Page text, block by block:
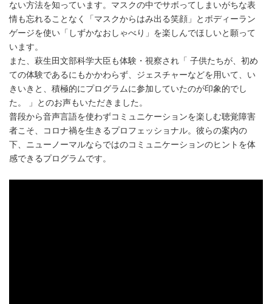
ない方法を知っています。マスクの中でサボってしまいがちな表
情も忘れることなく「マスクからはみ出る笑顔」とボディーラン
ゲージを使い「しずかなおしゃべり」を楽しんでほしいと願って
います。
また、萩生田文部科学大臣も体験・視察され「 子供たちが、初め
ての体験であるにもかかわらず、ジェスチャーなどを用いて、い
きいきと、積極的にプログラムに参加していたのが印象的でし
た。 」とのお声もいただきました。
普段から音声言語を使わずコミュニケーションを楽しむ聴覚障害
者こそ、コロナ禍を生きるプロフェッショナル。彼らの案内の
下、ニューノーマルならではのコミュニケーションのヒントを体
感できるプログラムです。